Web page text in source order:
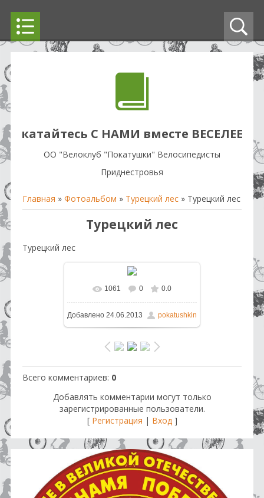
катайтесь С НАМИ вместе ВЕСЕЛЕЕ
OO "Велоклуб "Покатушки" Велосипедисты
Приднестровья
Главная » Фотоальбом » Турецкий лес » Турецкий лес
Турецкий лес
Турецкий лес
В реальном размере 1600x1200
/ 475.1Kb
1061 0 0.0
Добавлено 24.06.2013 pokatushkin
Всего комментариев: 0
Добавлять комментарии могут только
зарегистрированные пользователи.
[ Регистрация | Вход]